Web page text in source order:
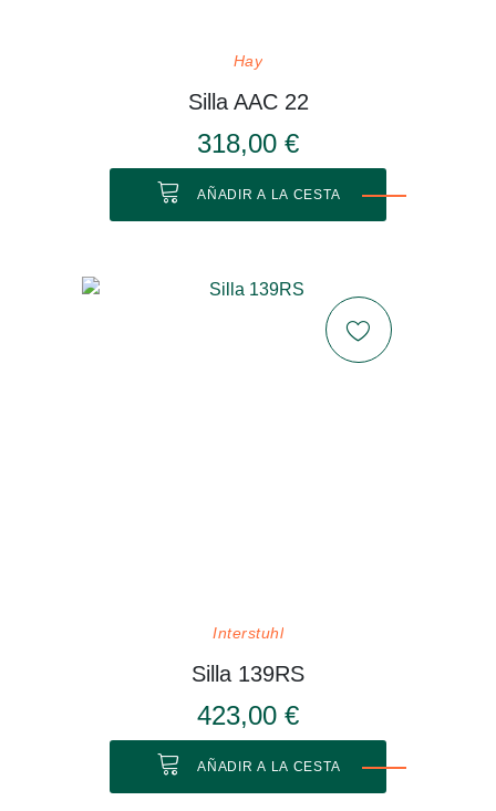
Hay
Silla AAC 22
318,00 €
AÑADIR A LA CESTA
Interstuhl
Silla 139RS
423,00 €
AÑADIR A LA CESTA